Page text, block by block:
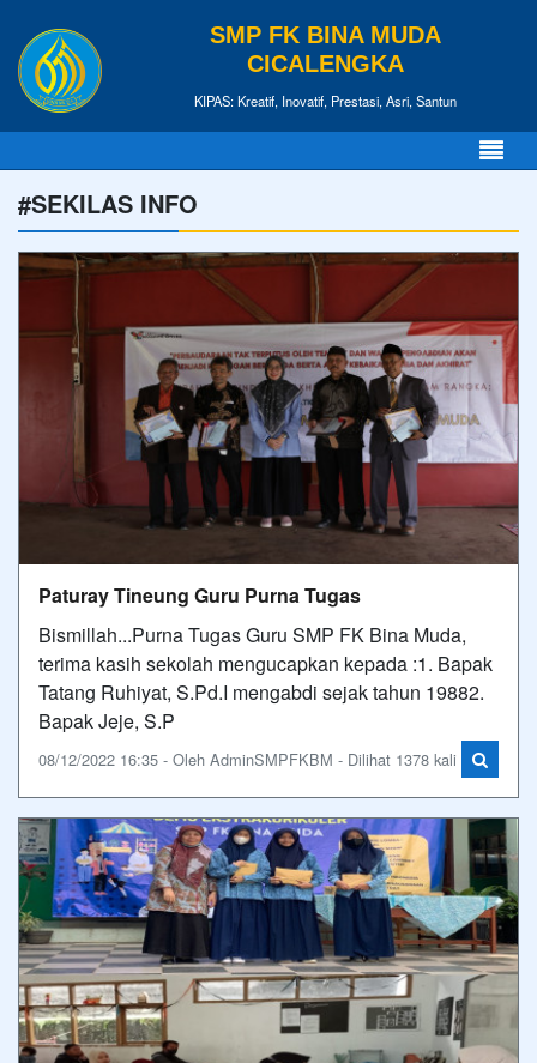
SMP FK BINA MUDA
CICALENGKA
KIPAS: Kreatif, Inovatif, Prestasi, Asri, Santun
#SEKILAS INFO
Paturay Tineung Guru Purna Tugas
Bismillah...Purna Tugas Guru SMP FK Bina Muda,
terima kasih sekolah mengucapkan kepada :1. Bapak
Tatang Ruhiyat, S.Pd.I mengabdi sejak tahun 19882.
Bapak Jeje, S.P
08/12/2022 16:35 - Oleh AdminSMPFKBM - Dilihat 1378 kali